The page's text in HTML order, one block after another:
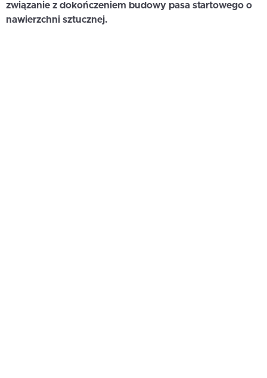
związanie z dokończeniem budowy pasa startowego o
nawierzchni sztucznej.